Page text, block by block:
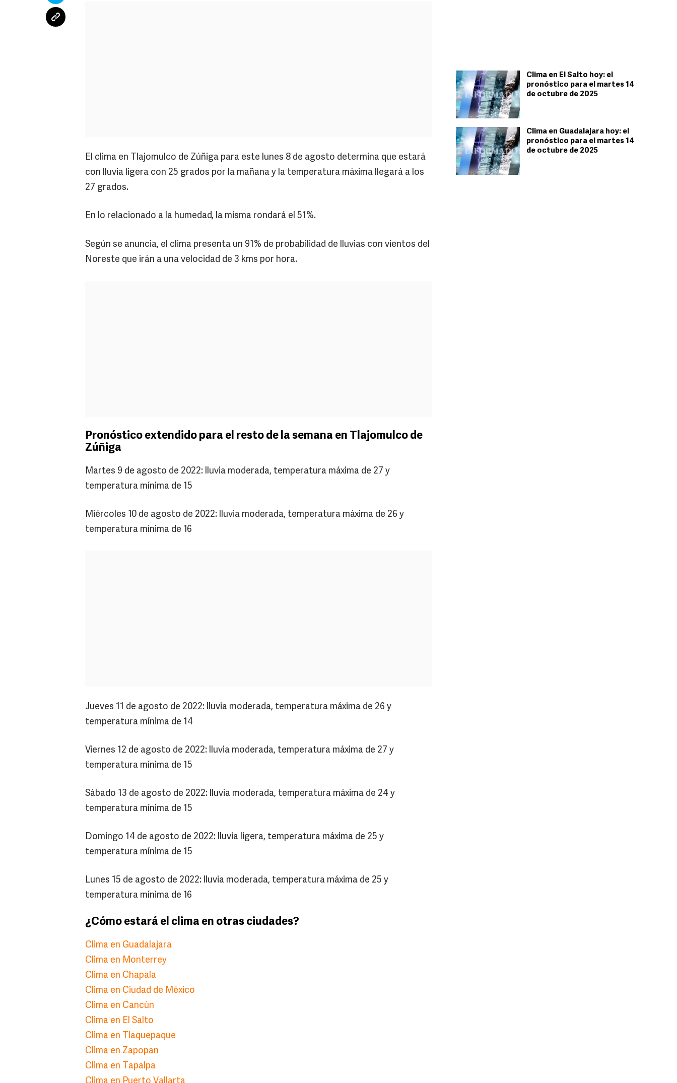
Clima en El Salto hoy: el
pronóstico para el martes 14
de octubre de 2025
Clima en Guadalajara hoy: el
pronóstico para el martes 14
de octubre de 2025
El clima en Tlajomulco de Zúñiga para este lunes 8 de agosto determina que estará
con lluvia ligera con 25 grados por la mañana y la temperatura máxima llegará a los
27 grados.
En lo relacionado a la humedad, la misma rondará el 51%.
Según se anuncia, el clima presenta un 91% de probabilidad de lluvias con vientos del
Noreste que irán a una velocidad de 3 kms por hora.
Pronóstico extendido para el resto de la semana en Tlajomulco de
Zúñiga
Martes 9 de agosto de 2022: lluvia moderada, temperatura máxima de 27 y
temperatura mínima de 15
Miércoles 10 de agosto de 2022: lluvia moderada, temperatura máxima de 26 y
temperatura mínima de 16
Jueves 11 de agosto de 2022: lluvia moderada, temperatura máxima de 26 y
temperatura mínima de 14
Viernes 12 de agosto de 2022: lluvia moderada, temperatura máxima de 27 y
temperatura mínima de 15
Sábado 13 de agosto de 2022: lluvia moderada, temperatura máxima de 24 y
temperatura mínima de 15
Domingo 14 de agosto de 2022: lluvia ligera, temperatura máxima de 25 y
temperatura mínima de 15
Lunes 15 de agosto de 2022: lluvia moderada, temperatura máxima de 25 y
temperatura mínima de 16
¿Cómo estará el clima en otras ciudades?
Clima en Guadalajara
Clima en Monterrey
Clima en Chapala
Clima en Ciudad de México
Clima en Cancún
Clima en El Salto
Clima en Tlaquepaque
Clima en Zapopan
Clima en Tapalpa